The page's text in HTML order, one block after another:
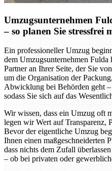
Umzugsunternehmen
– so planen Sie stressfrei
Ein professioneller Umzug
dem Umzugsunternehmen Fulda
Partner an Ihrer Seite, der Sie
um die Organisation der
Abwicklung bei Behörden geht
sodass Sie sich auf das
Wir wissen, dass ein Umzug oft
legen wir Wert auf
Bevor der eigentliche Umzug
Ihnen einen maßgeschneiderten
dass nichts dem Zufall
– ob bei privaten oder